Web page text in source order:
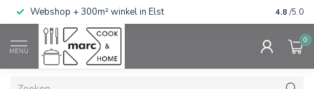
Webshop + 300m² winkel in Elst Gratis
4.8 /5.0
MENU
0